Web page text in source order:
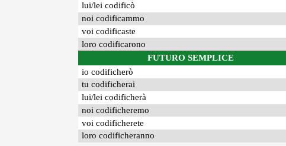
lui/lei codificò
noi codificammo
voi codificaste
loro codificarono
FUTURO SEMPLICE
io codificherò
tu codificherai
lui/lei codificherà
noi codificheremo
voi codificherete
loro codificheranno